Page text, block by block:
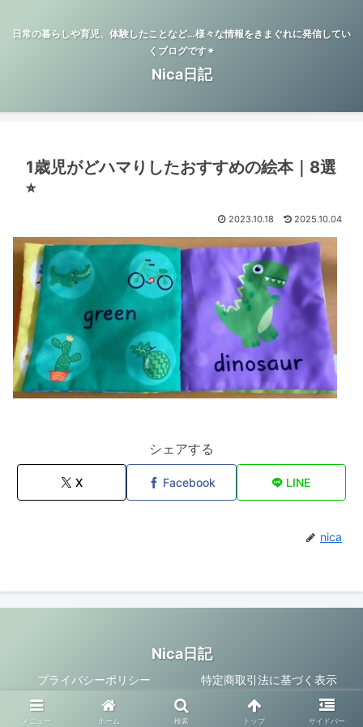
日常の暮らしや育児、体験したことなど…様々な情報をきまぐれに発信してい
くブログです✴︎
Nica日記
1歳児がどハマりしたおすすめの絵本｜8選
⭐︎
2023.10.18 2025.10.04
シェアする
X Facebook LINE
nica
Nica日記
プライバシーポリシー 特定商取引法に基づく表示
© 2018 Nica日記.
メニュー ホーム 検索 トップ サイドバー